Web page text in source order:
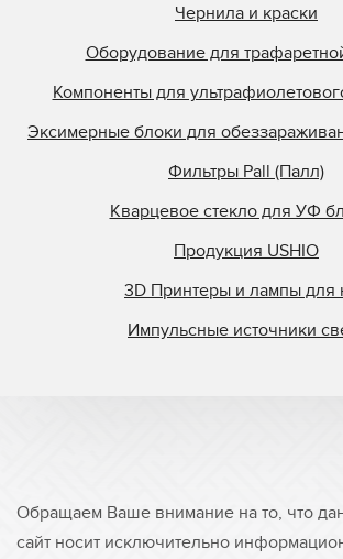
Чернила и краски
Оборудование для
Компоненты для
Эксимерные блоки для
Фильтры Pall (Палл)
Кварцевое стекло для УФ
Продукция USHIO
3D Принтеры и лампы для
Импульсные источники
Обращаем Ваше внимание на то, что
сайт носит исключительно